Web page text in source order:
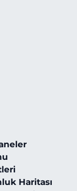
Haritası